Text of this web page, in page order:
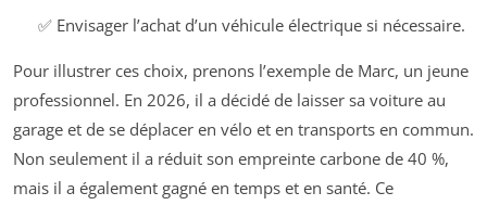
✅ Envisager l’achat d’un véhicule électrique si nécessaire.
Pour illustrer ces choix, prenons l’exemple de Marc, un jeune
professionnel. En 2026, il a décidé de laisser sa voiture au
garage et de se déplacer en vélo et en transports en commun.
Non seulement il a réduit son empreinte carbone de 40 %,
mais il a également gagné en temps et en santé. Ce